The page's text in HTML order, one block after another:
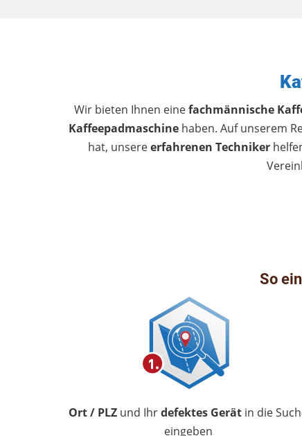
Wir bieten Ihnen einefachmännische
Kaffeepadmaschinehaben. Auf unserem
hat, unsereerfahrenen Techniker
So
Ort / PLZ und Ihrdefektes Gerät in die
eingeben